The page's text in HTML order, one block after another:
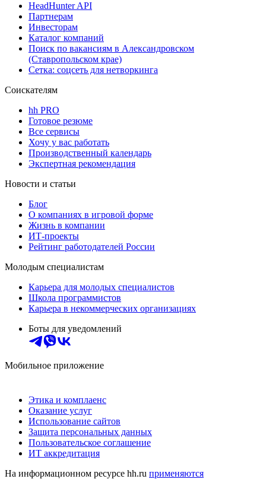
HeadHunter API
Партнерам
Инвесторам
Каталог компаний
Поиск по вакансиям в Александровском
(Ставропольском крае)
Сетка: соцсеть для нетворкинга
Соискателям
hh PRO
Готовое резюме
Все сервисы
Хочу у вас работать
Производственный календарь
Экспертная рекомендация
Новости и статьи
Блог
О компаниях в игровой форме
Жизнь в компании
ИТ-проекты
Рейтинг работодателей России
Молодым специалистам
Карьера для молодых специалистов
Школа программистов
Карьера в некоммерческих организациях
Боты для уведомлений
Мобильное приложение
Этика и комплаенс
Оказание услуг
Использование сайтов
Защита персональных данных
Пользовательское соглашение
ИТ аккредитация
На информационном ресурсе hh.ru применяются